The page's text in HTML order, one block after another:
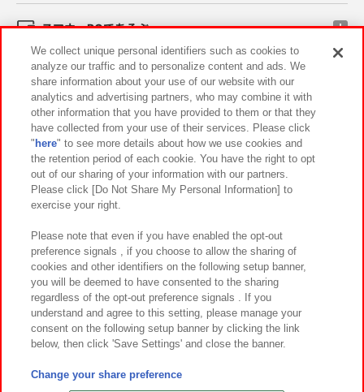
スマホ・PCであそぶ
イベント・キャンペーン
関連会社 サステナビリティ サイトポリシー
プライバシーポリシー ウェブアクセシビリティ方針と検証結果
お取引先さまとともに
カスタマーハラスメント対応方針 よくあるご質問・お問い合わせ
©Bandai Namco Amusement Inc.
©Bandai Namco Amusement Lab Inc.
We collect unique personal identifiers such as cookies to
analyze our traffic and to personalize content and ads. We
share information about your use of our website with our
analytics and advertising partners, who may combine it with
other information that you have provided to them or that they
have collected from your use of their services. Please click
" here" to see more details about how we use cookies and
the retention period of each cookie. You have the right to opt
out of our sharing of your information with our partners.
Please click [Do Not Share My Personal Information] to
exercise your right.
Please note that even if you have enabled the opt-out
preference signals , if you choose to allow the sharing of
cookies and other identifiers on the following setup banner,
you will be deemed to have consented to the sharing
regardless of the opt-out preference signals . If you
understand and agree to this setting, please manage your
consent on the following setup banner by clicking the link
below, then click 'Save Settings' and close the banner.
Change your share preference